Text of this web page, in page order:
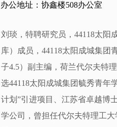
办公地址：协鑫楼508办公室
刘琰，特聘研究员，44118太阳
库）成员，44118太阳成城集团
子4.5）副主编，荷兰代尔夫特
选44118太阳成城集团毓秀青年
计划”引进项目、江苏省卓越博
学公司，曾担任代尔夫特理工